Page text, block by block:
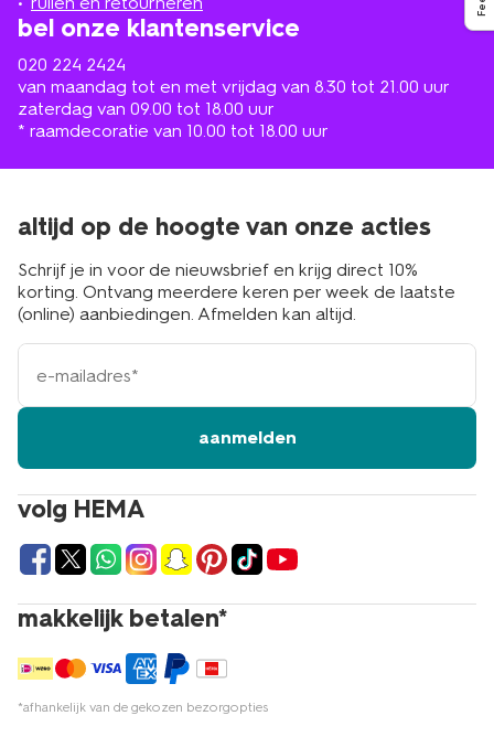
bel onze klantenservice
020 224 2424
van maandag tot en met vrijdag van 8.30 tot 21.00 uur
zaterdag van 09.00 tot 18.00 uur
* raamdecoratie van 10.00 tot 18.00 uur
volg HEMA
makkelijk betalen*
*afhankelijk van de gekozen bezorgopties
altijd op de hoogte van onze acties
Schrijf je in voor de nieuwsbrief en krijg direct 10%
korting. Ontvang meerdere keren per week de laatste
(online) aanbiedingen. Afmelden kan altijd.
e-
mailadres
aanmelden